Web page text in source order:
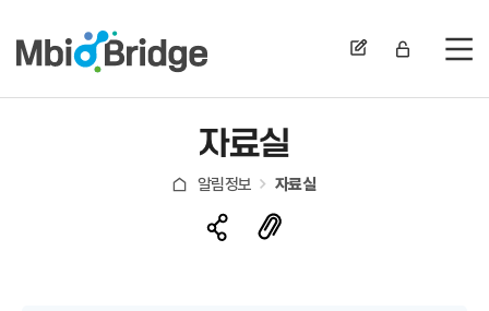
전
자료실
알림정보 자료실